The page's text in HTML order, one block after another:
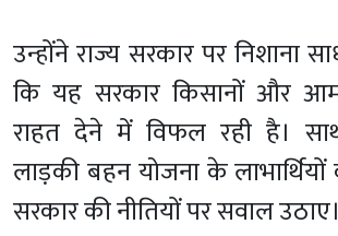
उन्होंने राज्य सरकार पर निशाना
कि यह सरकार किसानों और
राहत देने में विफल रही है।
लाड़की बहन योजना के
सरकार की नीतियों पर सवाल उठाए।